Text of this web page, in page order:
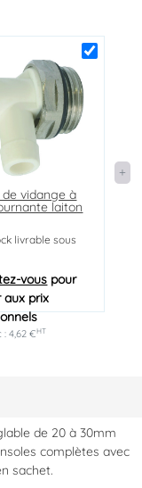
de vidange à
laiton
livrable sous
vous pour
aux prix
: 4,62 €HT
de 20 à 30mm
complètes avec
sachet.